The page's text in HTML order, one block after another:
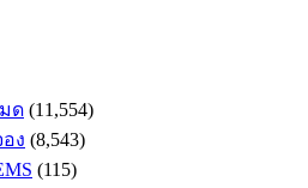
ด (11,554)
ง (8,543)
(115)